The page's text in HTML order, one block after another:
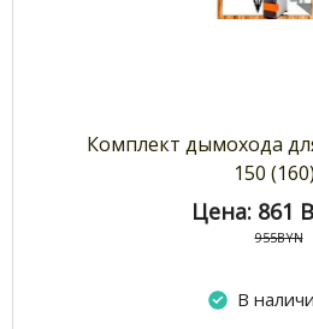
Комплект дымохода
150
Цена: 861
955BYN
В